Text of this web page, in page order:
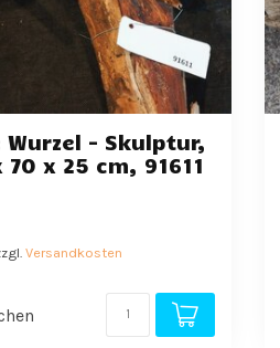
Wurzel - Skulptur,
70 x 25 cm, 91611
Versandkosten